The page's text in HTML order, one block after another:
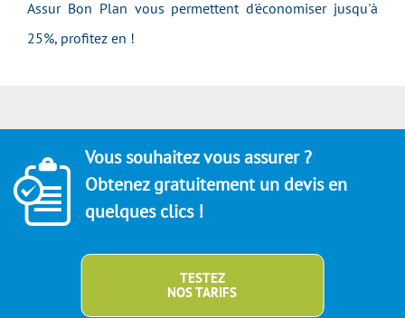
Assur Bon Plan vous permettent d'économiser jusqu'à
25%, profitez en !
Vous souhaitez vous assurer ?
Obtenez gratuitement un devis en
quelques clics !
TESTEZ
NOS TARIFS